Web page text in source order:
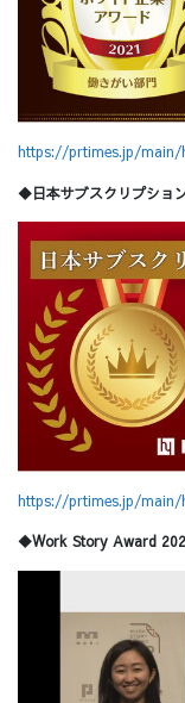
https://prtimes.jp/main/
◆日本サブスクリプショ
https://prtimes.jp/main/
◆Work Story Award